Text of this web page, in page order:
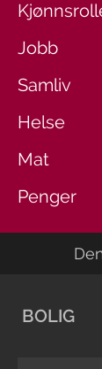
Jobb
Samliv
Helse
Mat
Penger
BOLIG